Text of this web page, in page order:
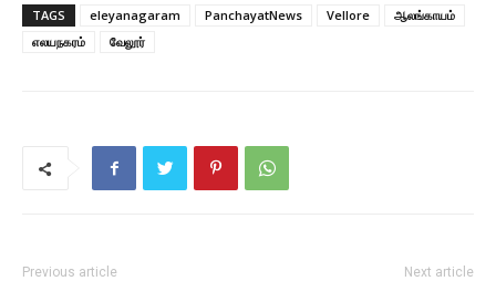
TAGS eleyanagaram PanchayatNews Vellore
ஆலங்காயம்
எலயநகரம்
வேலூர்
Previous article Next article